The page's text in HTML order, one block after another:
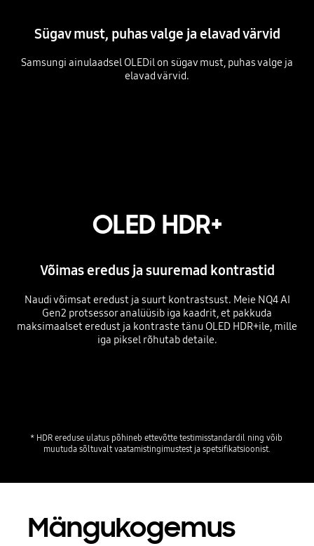
Sügav must, puhas valge ja elavad värvid
Samsungi ainulaadsel OLEDil on sügav must, puhas valge ja
elavad värvid.
OLED HDR+
Võimas eredus ja suuremad kontrastid
Naudi võimsat eredust ja suurt kontrastsust. Meie NQ4 AI
Gen2 protsessor analüüsib iga kaadrit, et pakkuda
maksimaalset eredust ja kontraste tänu OLED HDR+ile, mille
iga piksel rõhutab detaile.
* HDR ereduse ulatus põhineb ettevõtte testimisstandardil ning võib
muutuda sõltuvalt vaatamistingimustest ja spetsifikatsioonist.
Mängukogemus